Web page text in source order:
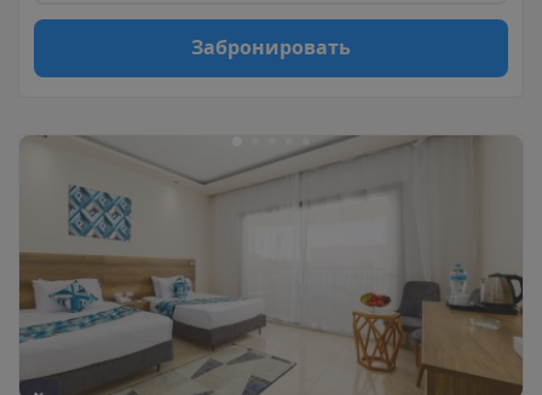
Забронировать